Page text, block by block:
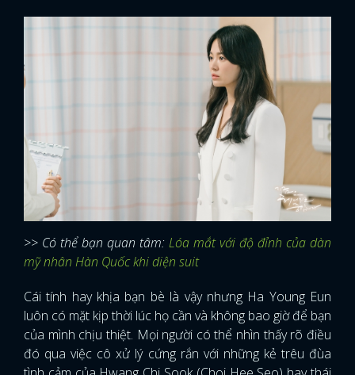
>> Có thể bạn quan tâm: Lóa mắt với độ đỉnh của dàn
mỹ nhân Hàn Quốc khi diện suit
Cái tính hay khịa bạn bè là vậy nhưng Ha Young Eun
luôn có mặt kịp thời lúc họ cần và không bao giờ để bạn
của mình chịu thiệt. Mọi người có thể nhìn thấy rõ điều
đó qua việc cô xử lý cứng rắn với những kẻ trêu đùa